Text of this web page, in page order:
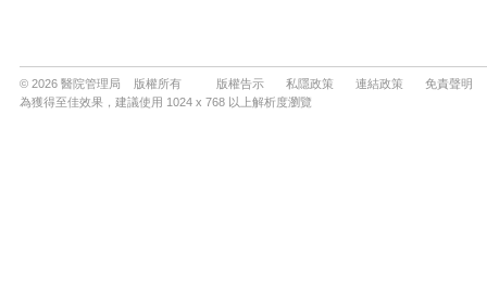
© 2026 醫院管理局 版權所有 版權告示 私隱政策 連結政策
免責聲明
為獲得至佳效果，建議使用 1024 x 768 以上解析度瀏覽